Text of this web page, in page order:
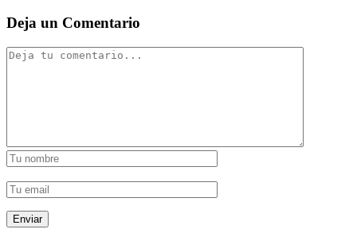
Deja un Comentario